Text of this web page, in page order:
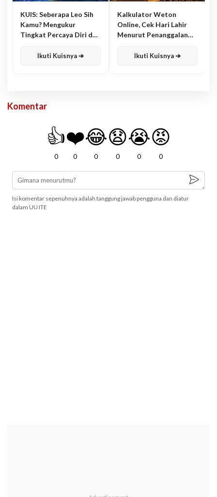
KUIS: Seberapa Leo Sih
Kamu? Mengukur
Tingkat Percaya Diri dan
Ikuti Kuisnya ➔
Kalkulator Weton
Online, Cek Hari Lahir
Menurut Penanggalan
Ikuti Kuisnya ➔
Komentar
👍
0
❤️
0
😂
0
😧
0
😭
0
😡
0
Isi komentar sepenuhnya adalah tanggung jawab pengguna dan diatur
dalam UU ITE